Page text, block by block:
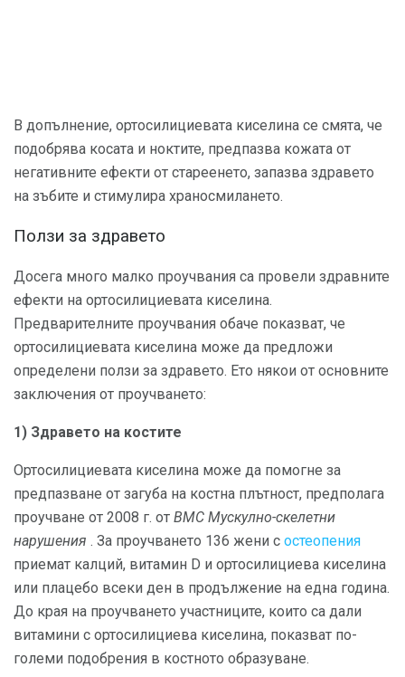
В допълнение, ортосилициевата киселина се смята, че
подобрява косата и ноктите, предпазва кожата от
негативните ефекти от стареенето, запазва здравето
на зъбите и стимулира храносмилането.
Ползи за здравето
Досега много малко проучвания са провели здравните
ефекти на ортосилициевата киселина.
Предварителните проучвания обаче показват, че
ортосилициевата киселина може да предложи
определени ползи за здравето. Ето някои от основните
заключения от проучването:
1) Здравето на костите
Ортосилициевата киселина може да помогне за
предпазване от загуба на костна плътност, предполага
проучване от 2008 г. от BMC Мускулно-скелетни
нарушения . За проучването 136 жени с остеопения
приемат калций, витамин D и ортосилициева киселина
или плацебо всеки ден в продължение на една година.
До края на проучването участниците, които са дали
витамини с ортосилициева киселина, показват по-
големи подобрения в костното образуване.